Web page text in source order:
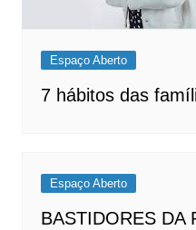
Espaço Aberto
7 hábitos das
Espaço Aberto
BASTIDORES DA